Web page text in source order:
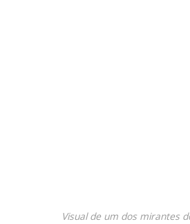
Visual de um dos mirantes